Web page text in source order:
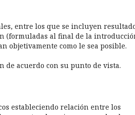
entre los que se incluyen
(formuladas al final de la
objetivamente como le sea posible.
de acuerdo con su punto de vista.
estableciendo relación entre los